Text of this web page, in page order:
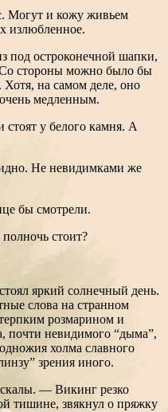
Могут и кожу живьем
излюбленное.
под остроконечной шапки,
Со стороны можно было бы
Хотя, на самом деле, оно
очень медленным.
у белого камня. А
Не невидимками же
бы смотрели.
стоит?
яркий солнечный день.
слова на странном
розмарином и
почти невидимого “дыма”,
холма славного
зрения иного.
— Викинг резко
тишине, звякнул о пряжку